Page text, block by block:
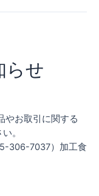
らせ
やお取引に関する
い。
306-7037）加工食